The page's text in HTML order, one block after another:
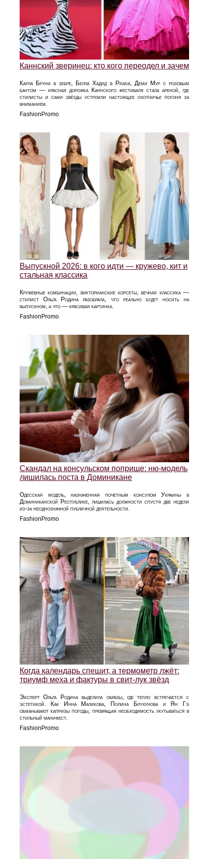
Каннский зверинец: кто кого переодел и зачем
Карла Бруни в зебре, Белла Хадид в Prada, Деми Мур с розовым
бантом — красная дорожка Каннского фестиваля стала ареной, где
стилисты и сами звёзды устроили настоящее охотничье погоня за
вниманием.
FashionPromo
Выпускной 2026: в кого идти — кружево, кит и
стальная классика
Кружевные комбинации, викторианские корсеты, вечная классика —
стилист Ольга Родина разобрала, что реально будет носить на
выпускном, а что — красивая картинка.
FashionPromo
Скандал на консульском поприще: ню-модель
лишилась поста в Доминикане
Одесская модель, назначенная почетным консулом Украины в
Доминиканской Республике, лишилась должности спустя две недели
из-за неоднозначной публичной деятельности.
FashionPromo
Когда календарь спешит, а термометр лжёт:
триумф меха и фактуры в свит-лук звёзд
Эксперт Ольга Родина выделила образы, где тепло встречается с
эстетикой. Как Инна Маликова, Полина Брухунова и Ян Гэ
обманывают капризы погоды, превращая необходимость укутываться в
стильный манифест.
FashionPromo